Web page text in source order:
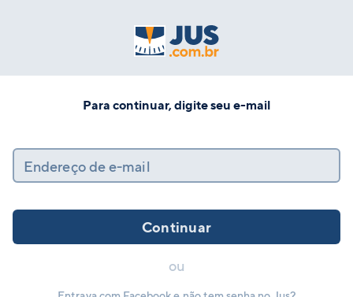
Para continuar, digite seu e-mail
Endereço de e-mail
Continuar
ou